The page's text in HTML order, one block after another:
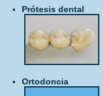
Prótesis dental
Ortodoncia